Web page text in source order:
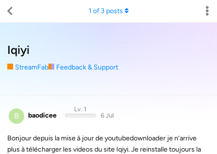
Iqiyi
StreamFab Feedback & Support
1 of 3 posts
B baodicee
Lv. 1
6 Jul
Bonjour depuis la mise à jour de youtubedownloader je n’arrive
plus à télécharger les videos du site Iqiyi. Je reinstalle toujours la